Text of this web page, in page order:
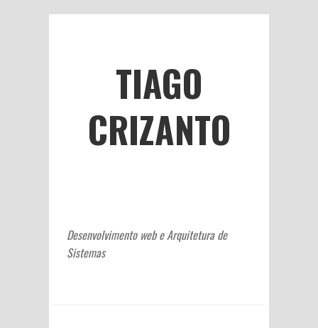
TIAGO
CRIZANTO
Desenvolvimento web e Arquitetura de
Sistemas